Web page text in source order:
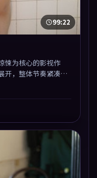
99:22
悚为核心的影视作
开，整体节奏紧凑，